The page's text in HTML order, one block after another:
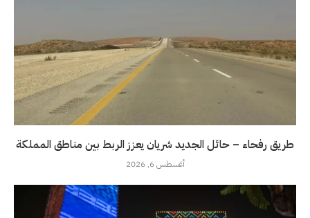
طريق رفحاء – حائل الجديد شريان يعزز الربط بين مناطق المملكة
أغسطس 6, 2026